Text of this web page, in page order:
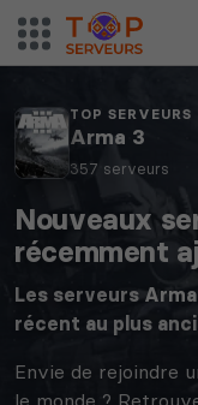
TOP SERVEURS
Arma 3
357 serveurs
Nouveaux
récemment
Les serveurs
récent au plus
Envie de rejoindre